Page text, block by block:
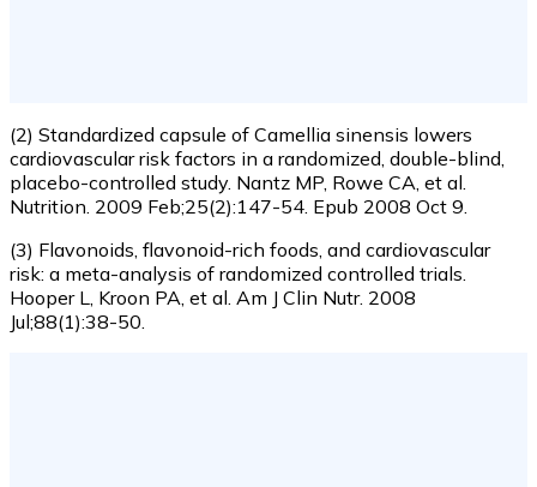
(2) Standardized capsule of Camellia sinensis lowers
cardiovascular risk factors in a randomized, double-blind,
placebo-controlled study. Nantz MP, Rowe CA, et al.
Nutrition. 2009 Feb;25(2):147-54. Epub 2008 Oct 9.
(3) Flavonoids, flavonoid-rich foods, and cardiovascular
risk: a meta-analysis of randomized controlled trials.
Hooper L, Kroon PA, et al. Am J Clin Nutr. 2008
Jul;88(1):38-50.